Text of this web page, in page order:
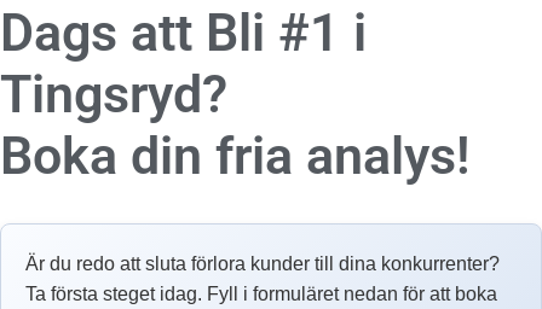
Dags att Bli #1 i
Tingsryd?
Boka din fria analys!
Är du redo att sluta förlora kunder till dina konkurrenter?
Ta första steget idag. Fyll i formuläret nedan för att boka